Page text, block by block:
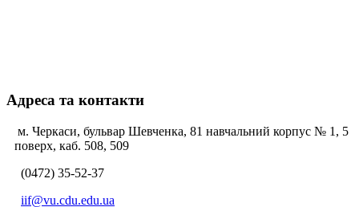
Адреса та контакти
м. Черкаси, бульвар Шевченка, 81 навчальний корпус № 1, 5
поверх, каб. 508, 509
(0472) 35-52-37
iif@vu.cdu.edu.ua